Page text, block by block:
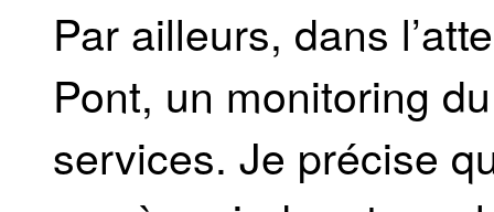
Par ailleurs, dans
Pont, un monitoring
services. Je précise